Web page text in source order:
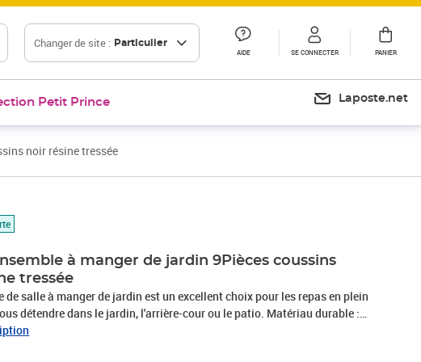
Changer de site : Particulier
AIDE SE CONNECTER PANIER
Petit Prince Laposte.net
noir résine tressée
à manger de jardin 9Pièces coussins
tressée
de salle à manger de jardin est un excellent choix pour les repas en plein
détendre dans le jardin, l'arrière-cour ou le patio. Matériau durable :
également connue sous le nom de poly rotin, est un matériau
€